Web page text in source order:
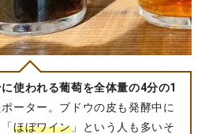
使われる葡萄を全体量の4分の1
ーター。ブドウの皮も発酵中に
ほぼワイン 」という人も多いそ